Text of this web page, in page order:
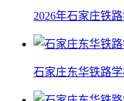
2026年石家庄铁
石家庄东华铁路学